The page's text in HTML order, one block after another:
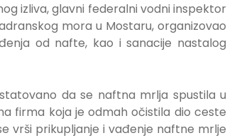
izliva, glavni federalni vodni inspektor
mora u Mostaru, organizovao
od nafte, kao i sanacije nastalog
da se naftna mrlja spustila u
firma koja je odmah očistila dio ceste
vrši prikupljanje i vađenje naftne mrlje